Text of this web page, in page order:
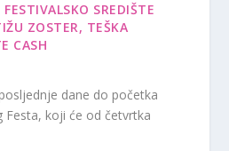
FESTIVALSKO SREDIŠTE
ZOSTER, TEŠKA
CASH
dane do početka
Festa, koji će od četvrtka